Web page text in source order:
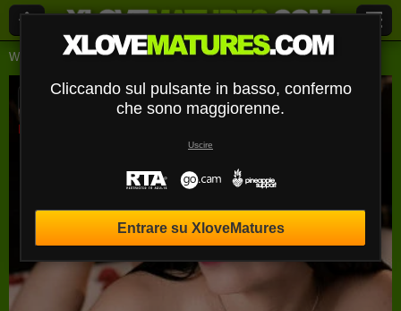
Webcam Live Signore Agathapember
AgathaPember
Disconnesso
Cliccando sul pulsante in basso, confermo
che sono maggiorenne.
Uscire
Entrare su XloveMatures